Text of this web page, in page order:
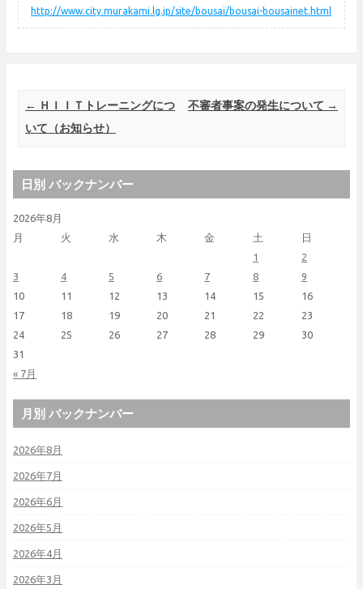
http://www.city.murakami.lg.jp/site/bousai/bousai-bousainet.html
Post navigation
← ＨＩＩＴトレーニングにつ
いて（お知らせ）
不審者事案の発生について →
日別 バックナンバー
2026年8月
月
火 水 木 金 土 日
« 7月
1
2
3
4 5 6 7 8
9
10
11 12 13 14 15
16
17
18 19 20 21 22
23
24
25 26 27 28 29
30
31
月別 バックナンバー
2026年8月
2026年7月
2026年6月
2026年5月
2026年4月
2026年3月